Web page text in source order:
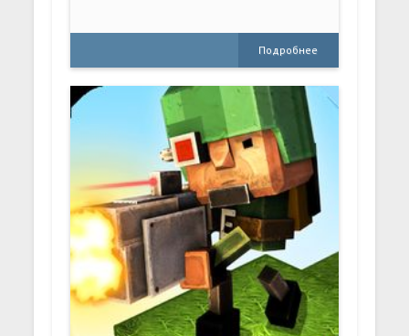
Подробнее